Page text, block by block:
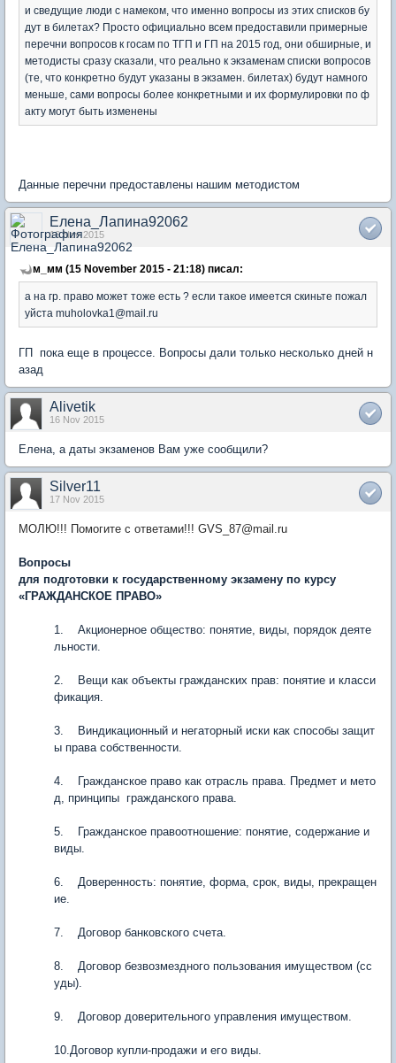
и сведущие люди с намеком, что именно вопросы из этих списков бу
дут в билетах? Просто официально всем предоставили примерные
перечни вопросов к госам по ТГП и ГП на 2015 год, они обширные, и
методисты сразу сказали, что реально к экзаменам списки вопросов
(те, что конкретно будут указаны в экзамен. билетах) будут намного
меньше, сами вопросы более конкретными и их формулировки по ф
акту могут быть изменены
Данные перечни предоставлены нашим методистом
Елена_Лапина92062
16 Nov 2015
м_мм (15 November 2015 - 21:18) писал:
а на гр. право может тоже есть ? если такое имеется скиньте пожал
уйста muholovka1@mail.ru
ГП пока еще в процессе. Вопросы дали только несколько дней н
азад
Alivetik
16 Nov 2015
Елена, а даты экзаменов Вам уже сообщили?
Silver11
17 Nov 2015
МОЛЮ!!! Помогите с ответами!!! GVS_87@mail.ru
Вопросы
для подготовки к государственному экзамену по курсу
«ГРАЖДАНСКОЕ ПРАВО»
1. Акционерное общество: понятие, виды, порядок деяте
льности.
2. Вещи как объекты гражданских прав: понятие и класси
фикация.
3. Виндикационный и негаторный иски как способы защит
ы права собственности.
4. Гражданское право как отрасль права. Предмет и мето
д, принципы гражданского права.
5. Гражданское правоотношение: понятие, содержание и
виды.
6. Доверенность: понятие, форма, срок, виды, прекращен
ие.
7. Договор банковского счета.
8. Договор безвозмездного пользования имуществом (сс
уды).
9. Договор доверительного управления имуществом.
10.Договор купли-продажи и его виды.